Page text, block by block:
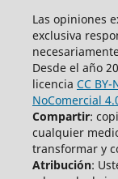
Las opiniones
exclusiva
Desde el año
licencia CC
NoComercial
Compartir:
cualquier
transformar y
Atribución: